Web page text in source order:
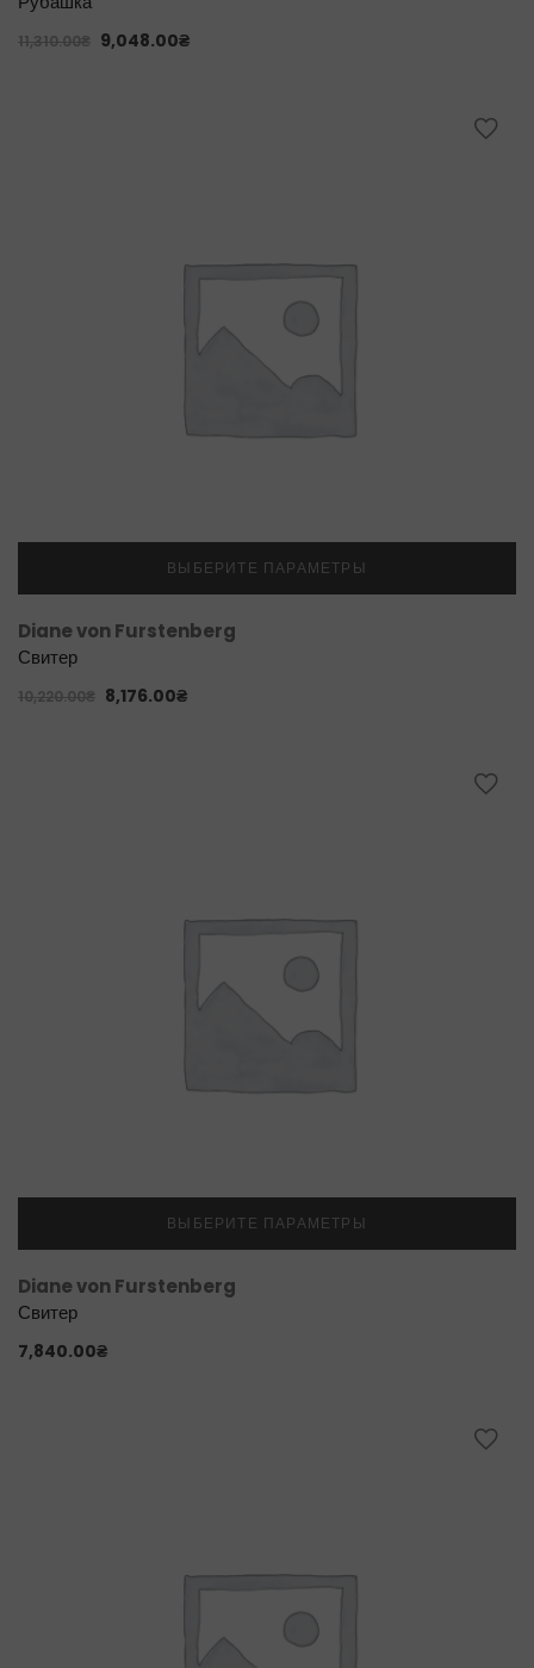
11,310.00₴ 9,048.00₴
ВЫБЕРИТЕ ПАРАМЕТРЫ
Diane von Furstenberg
Свитер
10,220.00₴ 8,176.00₴
ВЫБЕРИТЕ ПАРАМЕТРЫ
Diane von Furstenberg
Свитер
7,840.00₴